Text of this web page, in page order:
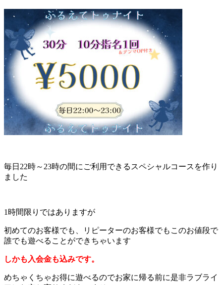
毎日22時～23時の間にご利用できるスペシャルコースを作り
ました
1時間限りではありますが
初めてのお客様でも、リピーターのお客様でもこのお値段で
誰でも遊べることができちゃいます
しかも入会金も込みです。
めちゃくちゃお得に遊べるのでお家に帰る前に是非ラブライ